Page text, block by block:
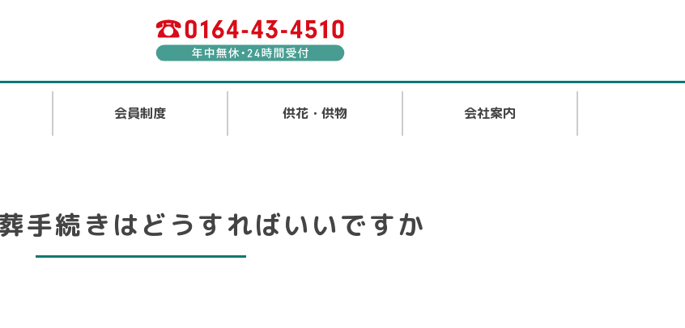
会員制度 供花・供物 会社案内
手続きはどうすればいいですか